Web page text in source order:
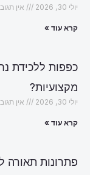
יולי 30, 2026 אין
קרא עוד »
כפפות ללכידת
מקצועיות?
יולי 30, 2026 אין
קרא עוד »
פתרונות תאורה